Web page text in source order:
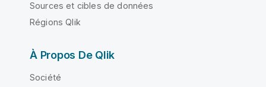
Sources et cibles de données
Régions Qlik
À Propos De Qlik
Société